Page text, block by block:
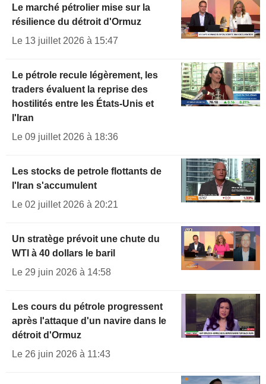
Le marché pétrolier mise sur la
résilience du détroit d'Ormuz
Le 13 juillet 2026 à 15:47
Le pétrole recule légèrement, les
traders évaluent la reprise des
hostilités entre les États-Unis et
l'Iran
Le 09 juillet 2026 à 18:36
Les stocks de petrole flottants de
l'Iran s'accumulent
Le 02 juillet 2026 à 20:21
Un stratège prévoit une chute du
WTI à 40 dollars le baril
Le 29 juin 2026 à 14:58
Les cours du pétrole progressent
après l'attaque d'un navire dans le
détroit d'Ormuz
Le 26 juin 2026 à 11:43